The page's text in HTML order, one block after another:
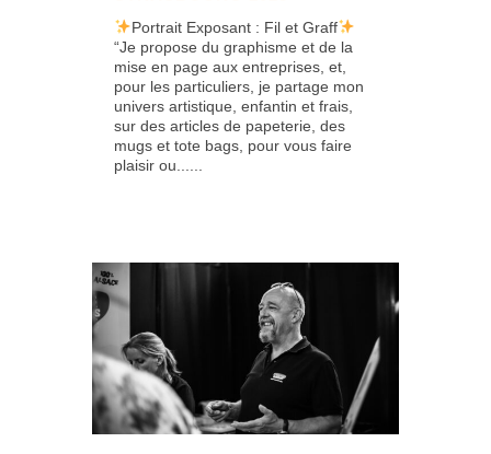
Portrait Exposant : Fil et Graff
“Je propose du graphisme et de la
mise en page aux entreprises, et,
pour les particuliers, je partage mon
univers artistique, enfantin et frais,
sur des articles de papeterie, des
mugs et tote bags, pour vous faire
plaisir ou......